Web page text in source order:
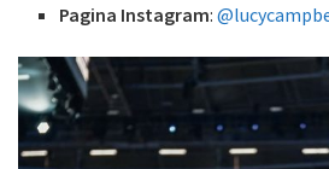
Pagina Instagram: